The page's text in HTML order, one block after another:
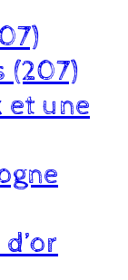
(207)
et une